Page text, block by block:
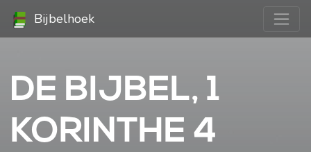
Bijbelhoek
DE BIJBEL, 1
KORINTHE 4